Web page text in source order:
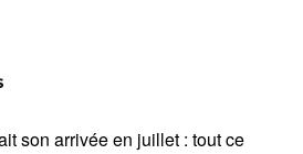
son arrivée en juillet : tout ce